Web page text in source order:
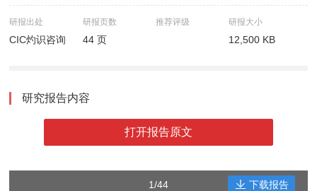
研报出处
CIC灼识咨询
研报页数
44 页
推荐评级 研报大小
12,500 KB
研究报告内容
打开报告原文
1/44 下载报告